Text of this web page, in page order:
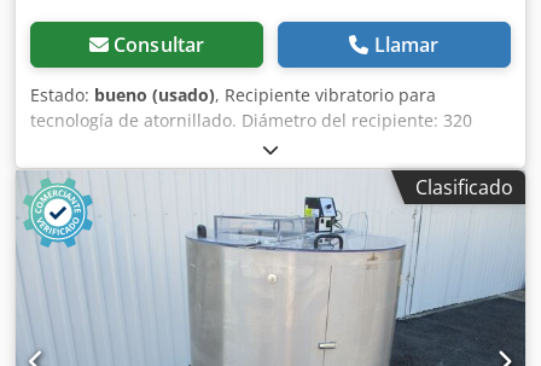
Consultar Llamar
Estado: bueno (usado), Recipiente vibratorio para
tecnología de atornillado. Diámetro del recipiente: 320
mm. Codpfjg Andusx Aqwoha
Clasificado